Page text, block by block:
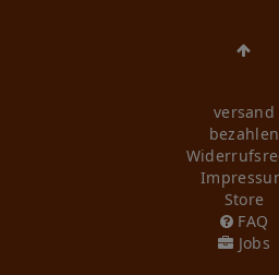
versand
bezahlen
Store
FAQ
Jobs